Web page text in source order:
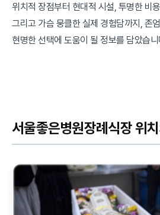
위치적 장점부터 현대적 시설, 투명한 비
그리고 가슴 뭉클한 실제 경험담까지, 존
현명한 선택에 도움이 될 정보를 담았습
서울좋은병원장례식장 위